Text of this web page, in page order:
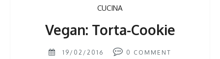
CUCINA
Vegan: Torta-Cookie
19/02/2016 0 COMMENT